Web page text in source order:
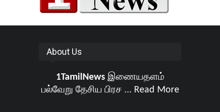
About Us
1TamilNewsஇணையதளம்
பல்வேறு தேசிய பிரச ... Read More